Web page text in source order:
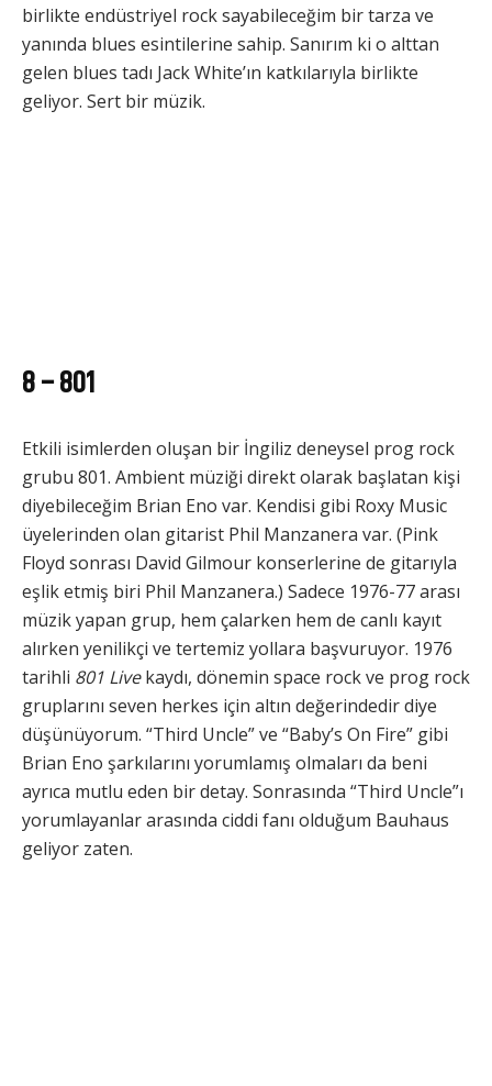
birlikte endüstriyel rock sayabileceğim bir tarza ve
yanında blues esintilerine sahip. Sanırım ki o alttan
gelen blues tadı Jack White’ın katkılarıyla birlikte
geliyor. Sert bir müzik.
8 – 801
Etkili isimlerden oluşan bir İngiliz deneysel prog rock
grubu 801. Ambient müziği direkt olarak başlatan kişi
diyebileceğim Brian Eno var. Kendisi gibi Roxy Music
üyelerinden olan gitarist Phil Manzanera var. (Pink
Floyd sonrası David Gilmour konserlerine de gitarıyla
eşlik etmiş biri Phil Manzanera.) Sadece 1976-77 arası
müzik yapan grup, hem çalarken hem de canlı kayıt
alırken yenilikçi ve tertemiz yollara başvuruyor. 1976
tarihli 801 Livekaydı, dönemin space rock ve prog rock
gruplarını seven herkes için altın değerindedir diye
düşünüyorum. “Third Uncle” ve “Baby’s On Fire” gibi
Brian Eno şarkılarını yorumlamış olmaları da beni
ayrıca mutlu eden bir detay. Sonrasında “Third Uncle”ı
yorumlayanlar arasında ciddi fanı olduğum Bauhaus
geliyor zaten.